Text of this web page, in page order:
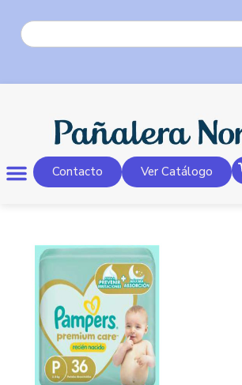
Contacto Ver Catálogo